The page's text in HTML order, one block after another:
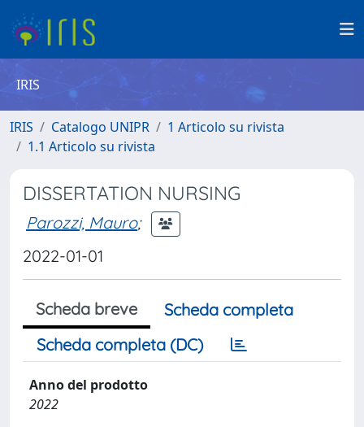
IRIS
IRIS Catalogo UNIPR
1 Articolo su rivista
1.1 Articolo su rivista
DISSERTATION NURSING
Parozzi, Mauro;
2022-01-01
Scheda breve
Scheda completa
Scheda completa (DC)
Anno del prodotto
2022